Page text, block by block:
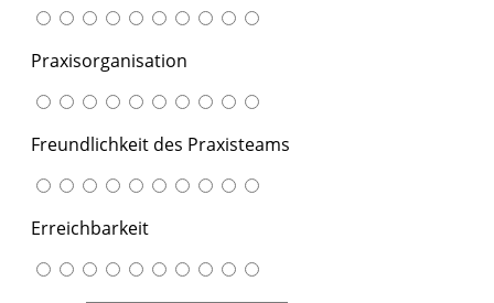
Praxisorganisation
Freundlichkeit des Praxisteams
Erreichbarkeit